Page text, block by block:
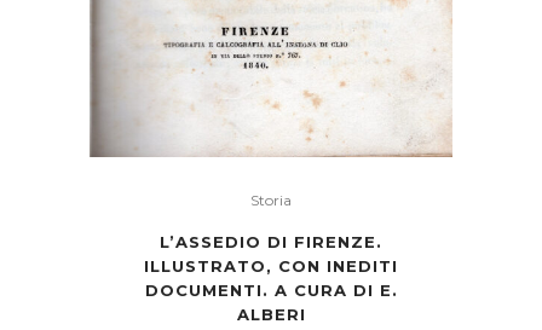
Storia
L’ASSEDIO DI FIRENZE.
ILLUSTRATO, CON INEDITI
DOCUMENTI. A CURA DI E.
ALBERI